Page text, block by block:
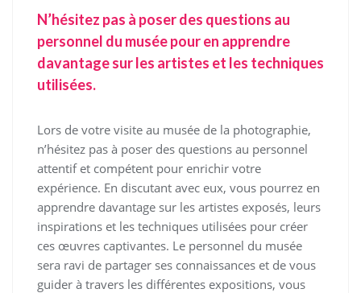
N’hésitez pas à poser des questions au
personnel du musée pour en apprendre
davantage sur les artistes et les techniques
utilisées.
Lors de votre visite au musée de la photographie,
n’hésitez pas à poser des questions au personnel
attentif et compétent pour enrichir votre
expérience. En discutant avec eux, vous pourrez en
apprendre davantage sur les artistes exposés, leurs
inspirations et les techniques utilisées pour créer
ces œuvres captivantes. Le personnel du musée
sera ravi de partager ses connaissances et de vous
guider à travers les différentes expositions, vous